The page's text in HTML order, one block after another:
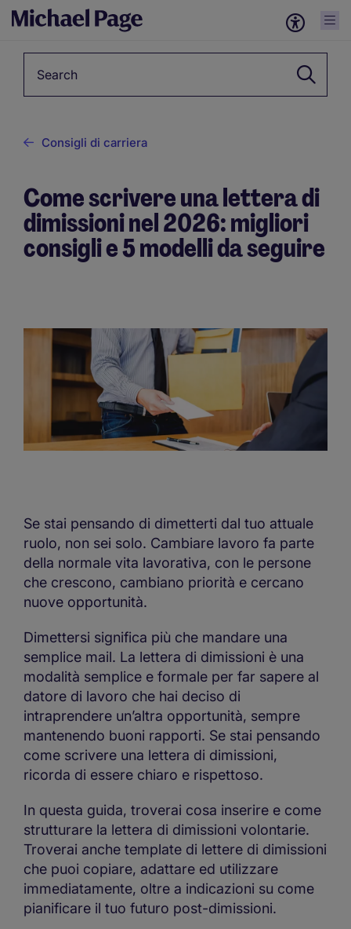
Consigli di carriera
Come scrivere una lettera di
dimissioni nel 2026: migliori
consigli e 5 modelli da seguire
Se stai pensando di dimetterti dal tuo attuale
ruolo, non sei solo. Cambiare lavoro fa parte
della normale vita lavorativa, con le persone
che crescono, cambiano priorità e cercano
nuove opportunità.
Dimettersi significa più che mandare una
semplice mail. La lettera di dimissioni è una
modalità semplice e formale per far sapere al
datore di lavoro che hai deciso di
intraprendere un’altra opportunità, sempre
mantenendo buoni rapporti. Se stai pensando
come scrivere una lettera di dimissioni,
ricorda di essere chiaro e rispettoso.
In questa guida, troverai cosa inserire e come
strutturare la lettera di dimissioni volontarie.
Troverai anche template di lettere di dimissioni
che puoi copiare, adattare ed utilizzare
immediatamente, oltre a indicazioni su come
pianificare il tuo futuro post-dimissioni.